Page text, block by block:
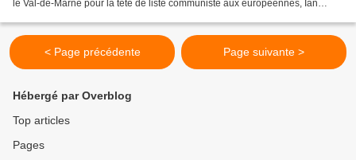
le Val-de-Marne pour la tête de liste communiste aux européennes, Ian
< Page précédente Page suivante >
Hébergé par Overblog
Top articles
Pages